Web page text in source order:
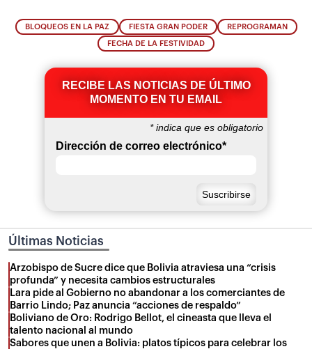
BLOQUEOS EN LA PAZ FIESTA GRAN PODER REPROGRAMAN
FECHA DE LA FESTIVIDAD
RECIBE LAS NOTICIAS DE ÚLTIMO
MOMENTO EN TU EMAIL
*indica que es obligatorio
Dirección de correo electrónico*
Últimas Noticias
Arzobispo de Sucre dice que Bolivia atraviesa una “crisis
profunda” y necesita cambios estructurales
Lara pide al Gobierno no abandonar a los comerciantes de
Barrio Lindo; Paz anuncia “acciones de respaldo”
Boliviano de Oro: Rodrigo Bellot, el cineasta que lleva el
talento nacional al mundo
Sabores que unen a Bolivia: platos típicos para celebrar los